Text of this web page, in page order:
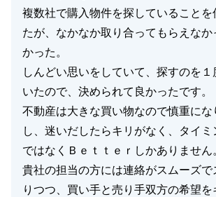
複数社で購入物件を探していることを
たが、なかなか取り合ってもらえなか
かった。
しんどい思いをしていて、探すのを１
いたので、決められて良かったです。
不動産は大きな買い物なので慎重にな
し、迷いだしたらキリがなく、タイミ
ではなくＢｅｔｔｅｒしかありません
貴社の担当の方には連絡がスムーズで
りつつ、買い手と売り手双方の希望を